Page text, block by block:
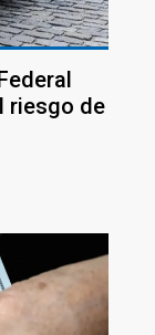
riesgo de